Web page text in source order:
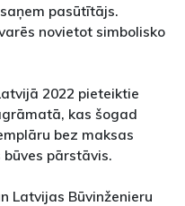
pasūtītājs.
novietot simbolisko
2022 pieteiktie
kas šogad
bez maksas
pārstāvis.
Latvijas Būvinženieru